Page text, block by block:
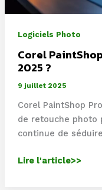
Logiciels Photo
Corel
2025 ?
9 juillet 2025
Corel PaintShop
de retouche photo
continue de séduire
Corel
Lire l'article>>